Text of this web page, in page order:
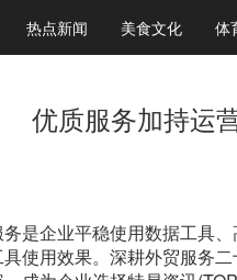
热点新闻 美食文化 体
优质服务加持运
是企业平稳使用数据工具
使用效果。深耕外贸服务